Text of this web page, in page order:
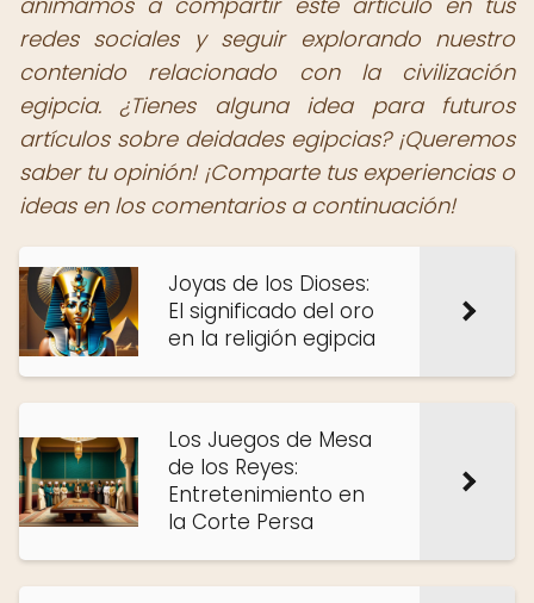
redes sociales y seguir explorando nuestro
contenido relacionado con la civilización
egipcia. ¿Tienes alguna idea para futuros
artículos sobre deidades egipcias? ¡Queremos
saber tu opinión! ¡Comparte tus experiencias o
ideas en los comentarios a continuación!
Joyas de los Dioses:
El significado del oro
en la religión egipcia
Los Juegos de Mesa
de los Reyes:
Entretenimiento en
la Corte Persa